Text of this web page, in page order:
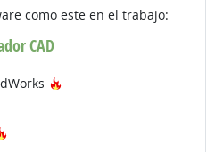
como este en el trabajo:
CAD